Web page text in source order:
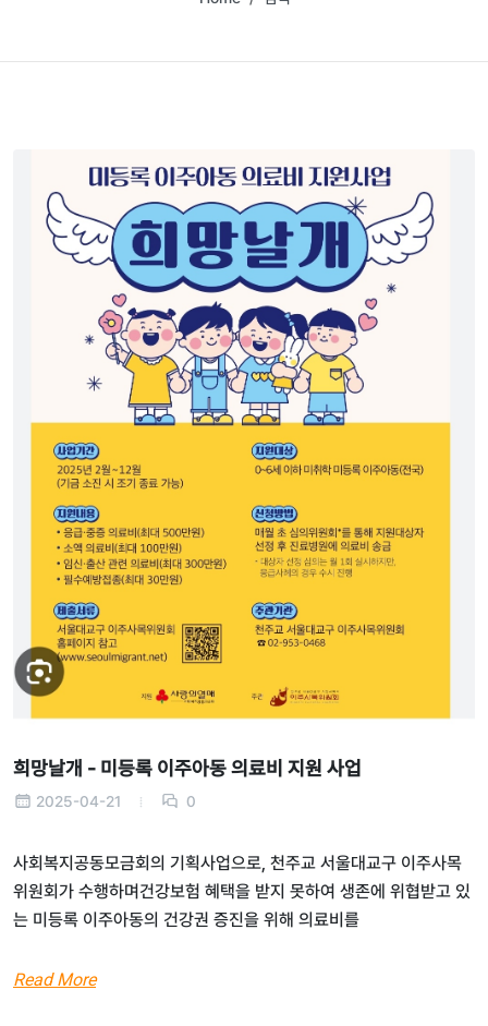
희망날개 - 미등록 이주아동 의료비 지원 사업
2025-04-21 0
사회복지공동모금회의 기획사업으로, 천주교 서울대교구 이주사목
위원회가 수행하며건강보험 혜택을 받지 못하여 생존에 위협받고 있
는 미등록 이주아동의 건강권 증진을 위해 의료비를
Read More